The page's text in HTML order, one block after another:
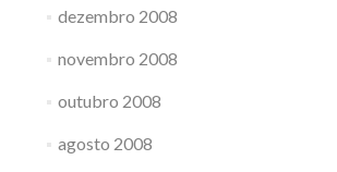
dezembro 2008
novembro 2008
outubro 2008
agosto 2008